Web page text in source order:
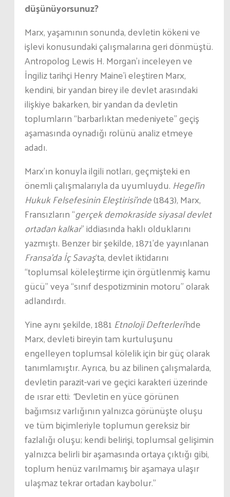
düşünüyorsunuz?
Marx, yaşamının sonunda, devletin kökeni ve
işlevi konusundaki çalışmalarına geri dönmüştü.
Antropolog Lewis H. Morgan’ı inceleyen ve
İngiliz tarihçi Henry Maine’i eleştiren Marx,
kendini, bir yandan birey ile devlet arasındaki
ilişkiye bakarken, bir yandan da devletin
toplumların “barbarlıktan medeniyete” geçiş
aşamasında oynadığı rolünü analiz etmeye
adadı.
Marx’ın konuyla ilgili notları, geçmişteki en
önemli çalışmalarıyla da uyumluydu. Hegel’in
Hukuk Felsefesinin Eleştirisi’nde(1843), Marx,
Fransızların “gerçek demokraside siyasal devlet
ortadan kalkar” iddiasında haklı olduklarını
yazmıştı. Benzer bir şekilde, 1871’de yayınlanan
Fransa’da İç Savaş‘ta, devlet iktidarını
“toplumsal köleleştirme için örgütlenmiş kamu
gücü” veya “sınıf despotizminin motoru” olarak
adlandırdı.
Yine aynı şekilde, 1881 Etnoloji Defterleri’nde
Marx, devleti bireyin tam kurtuluşunu
engelleyen toplumsal kölelik için bir güç olarak
tanımlamıştır. Ayrıca, bu az bilinen çalışmalarda,
devletin parazit-vari ve geçici karakteri üzerinde
de ısrar etti: “Devletin en yüce görünen
bağımsız varlığının yalnızca görünüşte oluşu
ve tüm biçimleriyle toplumun gereksiz bir
fazlalığı oluşu; kendi belirişi, toplumsal gelişimin
yalnızca belirli bir aşamasında ortaya çıktığı gibi,
toplum henüz varılmamış bir aşamaya ulaşır
ulaşmaz tekrar ortadan kaybolur.”